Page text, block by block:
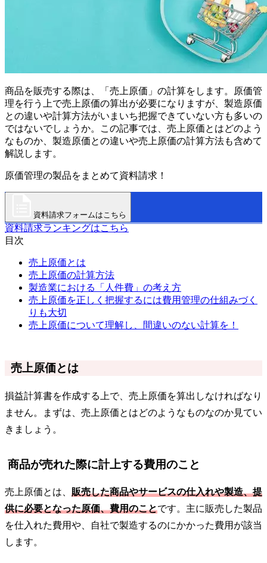
商品を販売する際は、「売上原価」の計算をします。原価管
理を行う上で売上原価の算出が必要になりますが、製造原価
との違いや計算方法がいまいち把握できていない方も多いの
ではないでしょうか。この記事では、売上原価とはどのよう
なものか、製造原価との違いや売上原価の計算方法も含めて
解説します。
原価管理の製品をまとめて資料請求！
資料請求フォームはこちら
資料請求ランキングはこちら
目次
売上原価とは
売上原価の計算方法
製造業における「人件費」の考え方
売上原価を正しく把握するには費用管理の仕組みづく
りも大切
売上原価について理解し、間違いのない計算を！
売上原価とは
損益計算書を作成する上で、売上原価を算出しなければなり
ません。まずは、売上原価とはどのようなものなのか見てい
きましょう。
商品が売れた際に計上する費用のこと
売上原価とは、 販売した商品やサービスの仕入れや製造、提
供に必要となった原価、費用のことです。主に販売した製品
を仕入れた費用や、自社で製造するのにかかった費用が該当
します。